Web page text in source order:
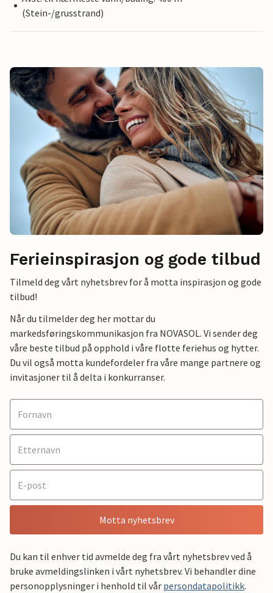
(Stein-/grusstrand)
Ferieinspirasjon og gode tilbud
Tilmeld deg vårt nyhetsbrev for å motta inspirasjon og gode
tilbud!
Når du tilmelder deg her mottar du
markedsføringskommunikasjon fra NOVASOL. Vi sender deg
våre beste tilbud på opphold i våre flotte feriehus og hytter.
Du vil også motta kundefordeler fra våre mange partnere og
invitasjoner til å delta i konkurranser.
Motta nyhetsbrev
Du kan til enhver tid avmelde deg fra vårt nyhetsbrev ved å
bruke avmeldingslinken i vårt nyhetsbrev. Vi behandler dine
personopplysninger i henhold til vår persondatapolitikk.